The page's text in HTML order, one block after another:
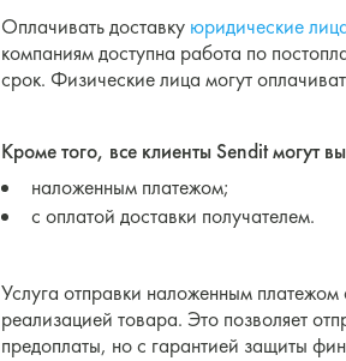
Оплачивать доставку юридические
компаниям доступна работа по
срок. Физические лица могут
Кроме того, все клиенты Sendit могут
наложенным платежом;
с оплатой доставки получателем.
Услуга отправки наложенным
реализацией товара. Это позволяет
предоплаты, но с гарантией защиты